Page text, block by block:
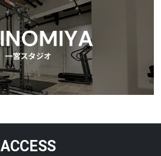
ACCESS